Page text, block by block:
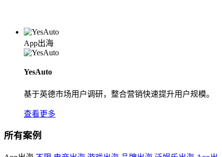
App出海
YesAuto
基于英德市场用户调研，整合营销快速提升用户规模。
查看更多
所有案例